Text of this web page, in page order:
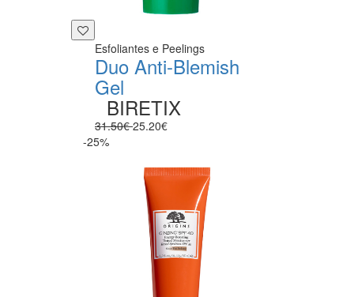
Esfoliantes e Peelings
Duo Anti-Blemish
Gel
BIRETIX
31.50€25.20€
-25%